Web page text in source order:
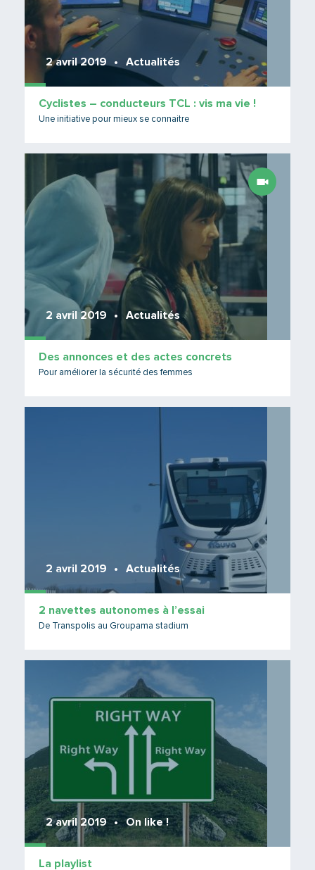
2 avril 2019 Actualités
Cyclistes – conducteurs TCL : vis ma vie !
Une initiative pour mieux se connaitre
2 avril 2019 Actualités
Des annonces et des actes concrets
Pour améliorer la sécurité des femmes
2 avril 2019 Actualités
2 navettes autonomes à l’essai
De Transpolis au Groupama stadium
2 avril 2019 On like !
La playlist